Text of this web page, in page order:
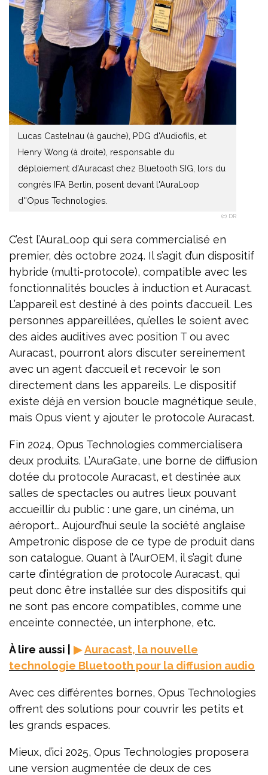
Lucas Castelnau (à gauche), PDG d'Audiofils, et
Henry Wong (à droite), responsable du
déploiement d'Auracast chez Bluetooth SIG, lors du
congrès IFA Berlin, posent devant l'AuraLoop
d''Opus Technologies.
(c) DR
C’est l’AuraLoop qui sera commercialisé en
premier, dès octobre 2024. Il s’agit d’un dispositif
hybride (multi-protocole), compatible avec les
fonctionnalités boucles à induction et Auracast.
L’appareil est destiné à des points d’accueil. Les
personnes appareillées, qu’elles le soient avec
des aides auditives avec position T ou avec
Auracast, pourront alors discuter sereinement
avec un agent d’accueil et recevoir le son
directement dans les appareils. Le dispositif
existe déjà en version boucle magnétique seule,
mais Opus vient y ajouter le protocole Auracast.
Fin 2024, Opus Technologies commercialisera
deux produits. L’AuraGate, une borne de diffusion
dotée du protocole Auracast, et destinée aux
salles de spectacles ou autres lieux pouvant
accueillir du public : une gare, un cinéma, un
aéroport... Aujourd’hui seule la société anglaise
Ampetronic dispose de ce type de produit dans
son catalogue. Quant à l’AurOEM, il s’agit d’une
carte d’intégration de protocole Auracast, qui
peut donc être installée sur des dispositifs qui
ne sont pas encore compatibles, comme une
enceinte connectée, un interphone, etc.
À lire aussi | ▶Auracast, la nouvelle
technologie Bluetooth pour la diffusion audio
Avec ces différentes bornes, Opus Technologies
offrent des solutions pour couvrir les petits et
les grands espaces.
Mieux, d’ici 2025, Opus Technologies proposera
une version augmentée de deux de ces